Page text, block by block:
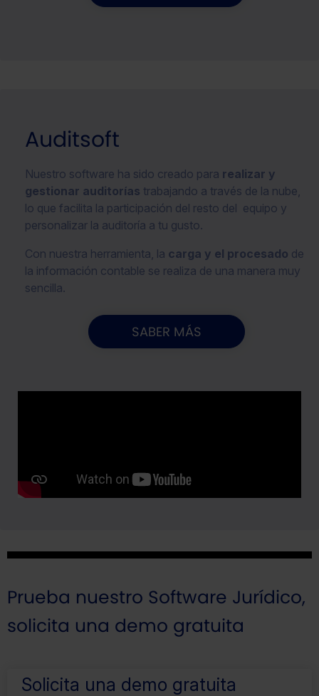
Auditsoft
Nuestro software ha sido creado para realizar y
gestionar auditorías trabajando a través de la nube,
lo que facilita la participación del resto del equipo y
personalizar la auditoría a tu gusto.
Con nuestra herramienta, la carga y el procesado de
la información contable se realiza de una manera muy
sencilla.
SABER MÁS
Prueba nuestro Software Jurídico,
solicita una demo gratuita
Solicita una demo gratuita